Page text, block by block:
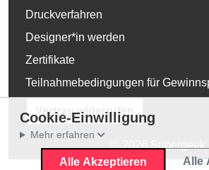
Druckverfahren
Designer*in werden
Zertifikate
Teilnahmebedingungen für
Vertrag widerrufen
Cookie-Einwilligung
Mehr erfahren
Alle Akzeptieren Alle